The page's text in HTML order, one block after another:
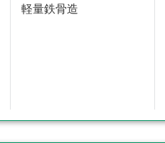
軽量鉄骨造